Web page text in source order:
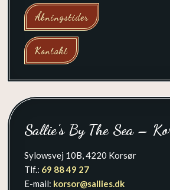
Åbningstider
Kontakt
Sallie’s By The Sea –
Sylowsvej 10B, 4220 Korsør
Tlf.: 69 88 49 27
E-mail: korsor@sallies.dk